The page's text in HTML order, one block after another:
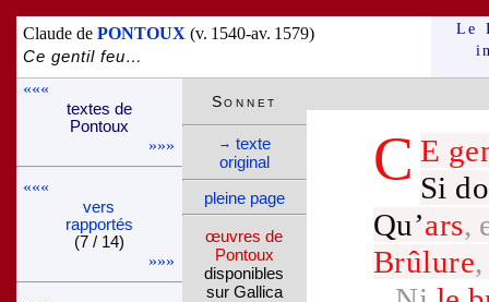
Claude dePONTOUX (v. 1540-av. 1579)
Ce gentil feu…
Le
«««
textes de
Pon­toux
»»»
«««
vers
rappor­tés
(7 / 14)
»»»
C E
Si
Qu’ars,
Brûlure
Son­net
→ texte
ori­ginal
pleine page
œuvres de
Pon­toux
dispo­nibles
sur Gallica